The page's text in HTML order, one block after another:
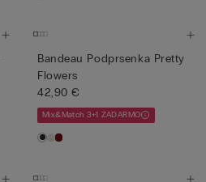
Bandeau Podprsenka Pretty
Flowers
42,90 €
Mix&Match 3+1 ZADARMO